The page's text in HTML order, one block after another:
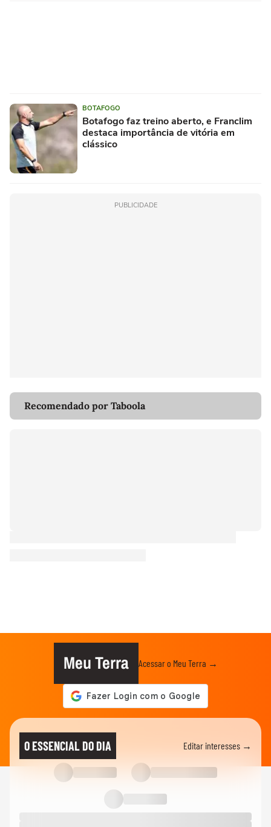
BOTAFOGO
Botafogo faz treino aberto, e Franclim
destaca importância de vitória em
clássico
PUBLICIDADE
Recomendado por Taboola
Meu Terra Acessar o Meu Terra →
O ESSENCIAL DO DIA Editar interesses →